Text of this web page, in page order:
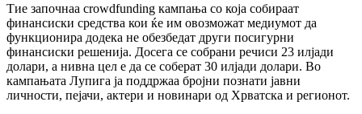
Тие започнаа crowdfunding кампања со која собираат
финансиски средства кои ќе им овозможат медиумот да
функционира додека не обезбедат други посигурни
финансиски решенија. Досега се собрани речиси 23 илјади
долари, а нивна цел е да се соберат 30 илјади долари. Во
кампањата Лупига ја поддржаа бројни познати јавни
личности, пејачи, актери и новинари од Хрватска и регионот.